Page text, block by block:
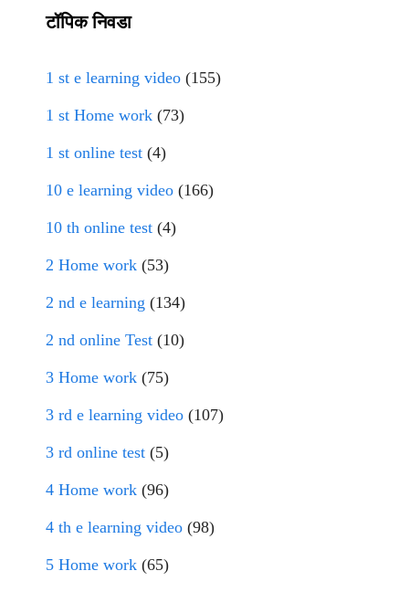
टॉपिक निवडा
1 st e learning video (155)
1 st Home work (73)
1 st online test (4)
10 e learning video (166)
10 th online test (4)
2 Home work (53)
2 nd e learning (134)
2 nd online Test (10)
3 Home work (75)
3 rd e learning video (107)
3 rd online test (5)
4 Home work (96)
4 th e learning video (98)
5 Home work (65)